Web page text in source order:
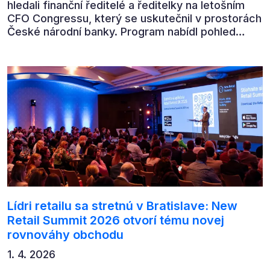
hledali finanční ředitelé a ředitelky na letošním
CFO Congressu, který se uskutečnil v prostorách
České národní banky. Program nabídl pohled
automatizaci, leadership i budoucnost role CFO.
Lídri retailu sa stretnú v Bratislave: New
Retail Summit 2026 otvorí tému novej
rovnováhy obchodu
1. 4. 2026